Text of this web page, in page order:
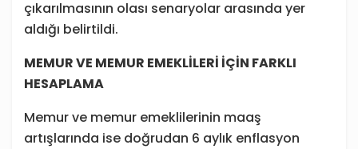
çıkarılmasının olası senaryolar arasında yer
aldığı belirtildi.
MEMUR VE MEMUR EMEKLİLERİ İÇİN FARKLI
HESAPLAMA
Memur ve memur emeklilerinin maaş
artışlarında ise doğrudan 6 aylık enflasyon